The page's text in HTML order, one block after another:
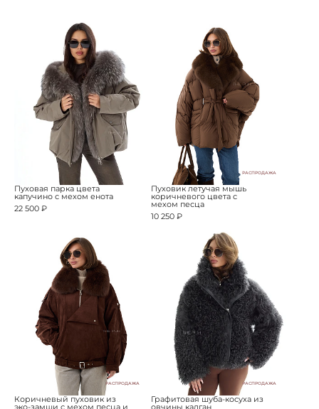
Пуховая парка цвета
капучино с мехом енота
22 500 ₽
РАСПРОДАЖА
Пуховик летучая мышь
коричневого цвета с
мехом песца
10 250 ₽
РАСПРОДАЖА
Коричневый пуховик из
эко-замши с мехом песца и
РАСПРОДАЖА
Графитовая шуба-косуха из
овчины калган